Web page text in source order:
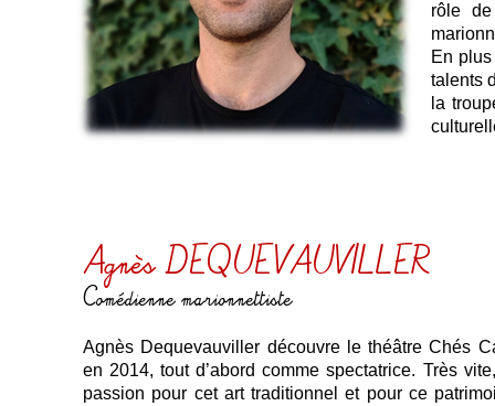
rôle
En
talents
la
Agnès DEQUEVAUVILLER
Comédienne marionnettiste
Agnès Dequevauviller découvre le théâtre Chés
en 2014, tout d’abord comme spectatrice. Très
passion pour cet art traditionnel et pour ce